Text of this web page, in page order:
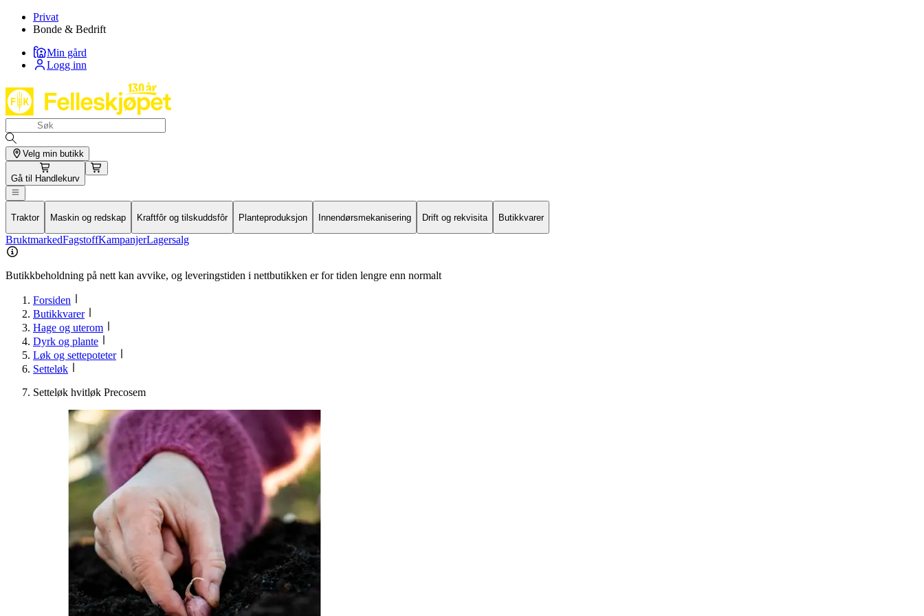
Privat
Bonde & Bedrift
Min gård
Logg inn
Velg min butikk
Gå til Handlekurv
Traktor Maskin og redskap Kraftfôr og tilskuddsfôr Planteproduksjon Innendørsmekanisering Drift og rekvisita Butikkvarer
BruktmarkedFagstoffKampanjerLagersalg
Butikkbeholdning på nett kan avvike, og leveringstiden i nettbutikken er for tiden lengre enn normalt
Forsiden
Butikkvarer
Hage og uterom
Dyrk og plante
Løk og settepoteter
Setteløk
Setteløk hvitløk Precosem